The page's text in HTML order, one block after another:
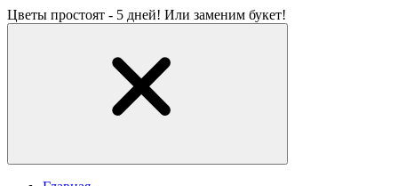
Цветы простоят - 5 дней! Или заменим букет!